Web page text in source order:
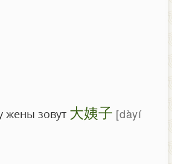
жены зовут 大姨子 dàyí